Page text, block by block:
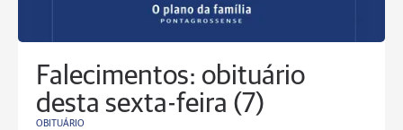
Falecimentos: obituário
desta sexta-feira (7)
OBITUÁRIO